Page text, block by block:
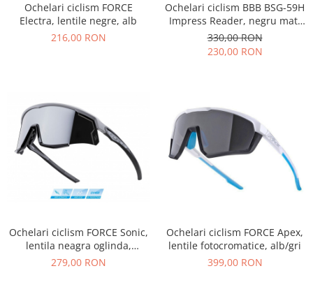
Ochelari ciclism FORCE
Electra, lentile negre, alb
216,00 RON
Ochelari ciclism BBB BSG-59H
Impress Reader, negru mat,
dioptrii +2.0
330,00 RON
230,00 RON
Ochelari ciclism FORCE Sonic,
lentila neagra oglinda,
gri/negru
279,00 RON
Ochelari ciclism FORCE Apex,
lentile fotocromatice, alb/gri
399,00 RON